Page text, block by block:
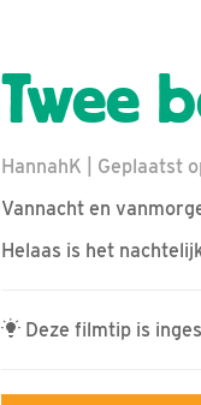
Twee
HannahK | Geplaatst
Vannacht en
Helaas is het
Deze filmtip is